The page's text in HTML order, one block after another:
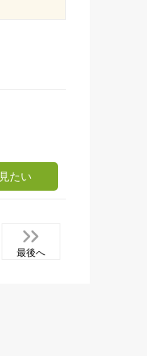
見たい
最後へ